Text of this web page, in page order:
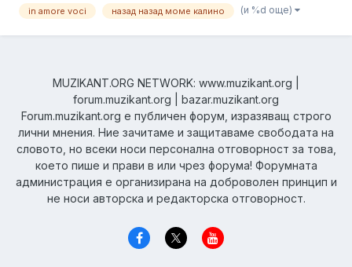
in amore voci назад назад моме калино (и %d още)
MUZIKANT.ORG NETWORK: www.muzikant.org |
forum.muzikant.org | bazar.muzikant.org
Forum.muzikant.org е публичен форум, изразяващ строго
лични мнения. Ние зачитаме и защитаваме свободата на
словото, но всеки носи персонална отговорност за това,
което пише и прави в или чрез форума! Форумната
администрация е организирана на доброволен принцип и
не носи авторска и редакторска отговорност.